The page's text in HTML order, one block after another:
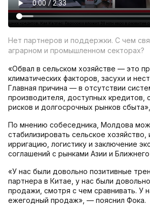
Нет партнеров и поддержки. С чем
аграрном и промышленном секторах?
«Обвал в сельском хозяйстве — это
климатических факторов, засухи и
Главная причина — в отсутствии
производителя, доступных кредитов,
рисков и долгосрочных рынков
По мнению собеседника, Молдова
стабилизировать сельское хозяйство,
ирригацию, логистику и заключение
соглашений с рынками Азии и
«У нас были довольно позитивные
партнера в Китае, у нас были
продажи, смотря с чем сравнивать. У
ежегодный продаж», — пояснил Фока.